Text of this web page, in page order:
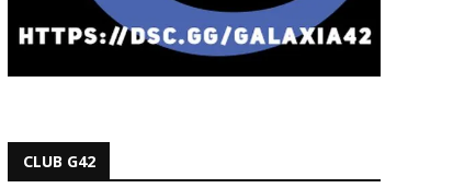
CLUB G42